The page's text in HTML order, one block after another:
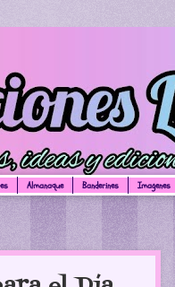
Almanaque Banderines Imagenes